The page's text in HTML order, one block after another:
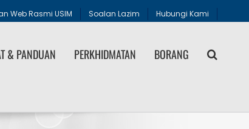
Web Rasmi USIM Soalan Lazim Hubungi Kami
& PANDUAN PERKHIDMATAN BORANG